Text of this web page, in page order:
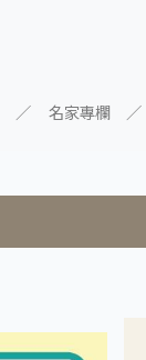
名家專欄